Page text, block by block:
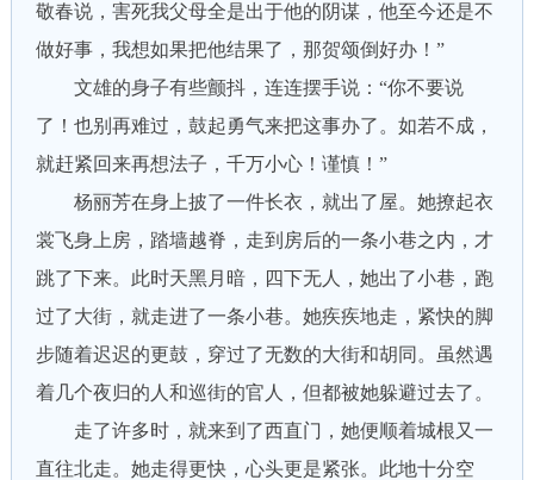
敬春说，害死我父母全是出于他的阴谋，他至今还是不
做好事，我想如果把他结果了，那贺颂倒好办！”
文雄的身子有些颤抖，连连摆手说：“你不要说
了！也别再难过，鼓起勇气来把这事办了。如若不成，
就赶紧回来再想法子，千万小心！谨慎！”
杨丽芳在身上披了一件长衣，就出了屋。她撩起衣
裳飞身上房，踏墙越脊，走到房后的一条小巷之内，才
跳了下来。此时天黑月暗，四下无人，她出了小巷，跑
过了大街，就走进了一条小巷。她疾疾地走，紧快的脚
步随着迟迟的更鼓，穿过了无数的大街和胡同。虽然遇
着几个夜归的人和巡街的官人，但都被她躲避过去了。
走了许多时，就来到了西直门，她便顺着城根又一
直往北走。她走得更快，心头更是紧张。此地十分空